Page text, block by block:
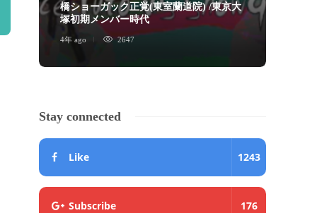
橋ショーガック正覚(東室蘭道院) /東京大
塚初期メンバー時代
4年 ago 2647
Stay connected
Like 1243
Subscribe 176